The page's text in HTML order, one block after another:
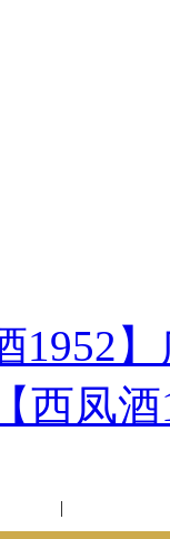
1952
【西凤
|